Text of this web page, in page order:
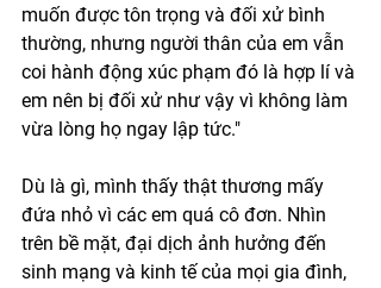
muốn được tôn trọng và đối xử bình
thường, nhưng người thân của em vẫn
coi hành động xúc phạm đó là hợp lí và
em nên bị đối xử như vậy vì không làm
vừa lòng họ ngay lập tức."
Dù là gì, mình thấy thật thương mấy
đứa nhỏ vì các em quá cô đơn. Nhìn
trên bề mặt, đại dịch ảnh hưởng đến
sinh mạng và kinh tế của mọi gia đình,